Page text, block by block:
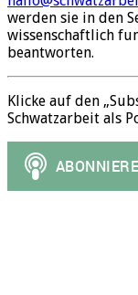
werden sie in den
wissenschaftlich
beantworten.
Klicke auf den
Schwatzarbeit als